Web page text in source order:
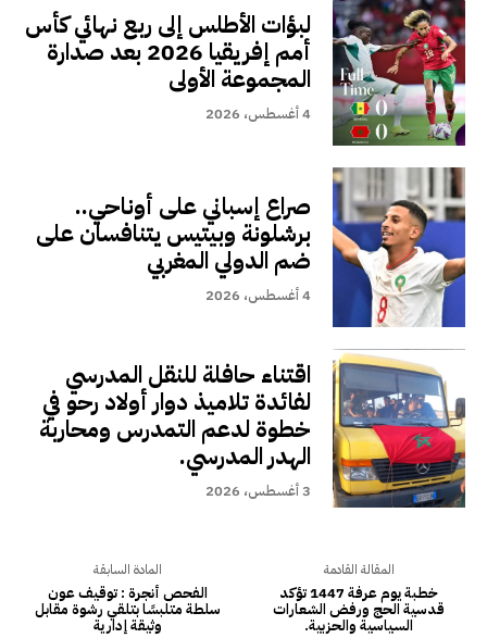
لبؤات الأطلس إلى ربع نهائي كأس
أمم إفريقيا 2026 بعد صدارة
المجموعة الأولى
4 أغسطس، 2026
صراع إسباني على أوناحي..
برشلونة وبيتيس يتنافسان على
ضم الدولي المغربي
4 أغسطس، 2026
اقتناء حافلة للنقل المدرسي
لفائدة تلاميذ دوار أولاد رحو في
خطوة لدعم التمدرس ومحاربة
الهدر المدرسي.
3 أغسطس، 2026
المادة السابقة
الفحص أنجرة : توقيف عون
سلطة متلبسًا بتلقي رشوة مقابل
وثيقة إدارية
المقالة القادمة
خطبة يوم عرفة 1447 تؤكد
قدسية الحج ورفض الشعارات
السياسية والحزبية.